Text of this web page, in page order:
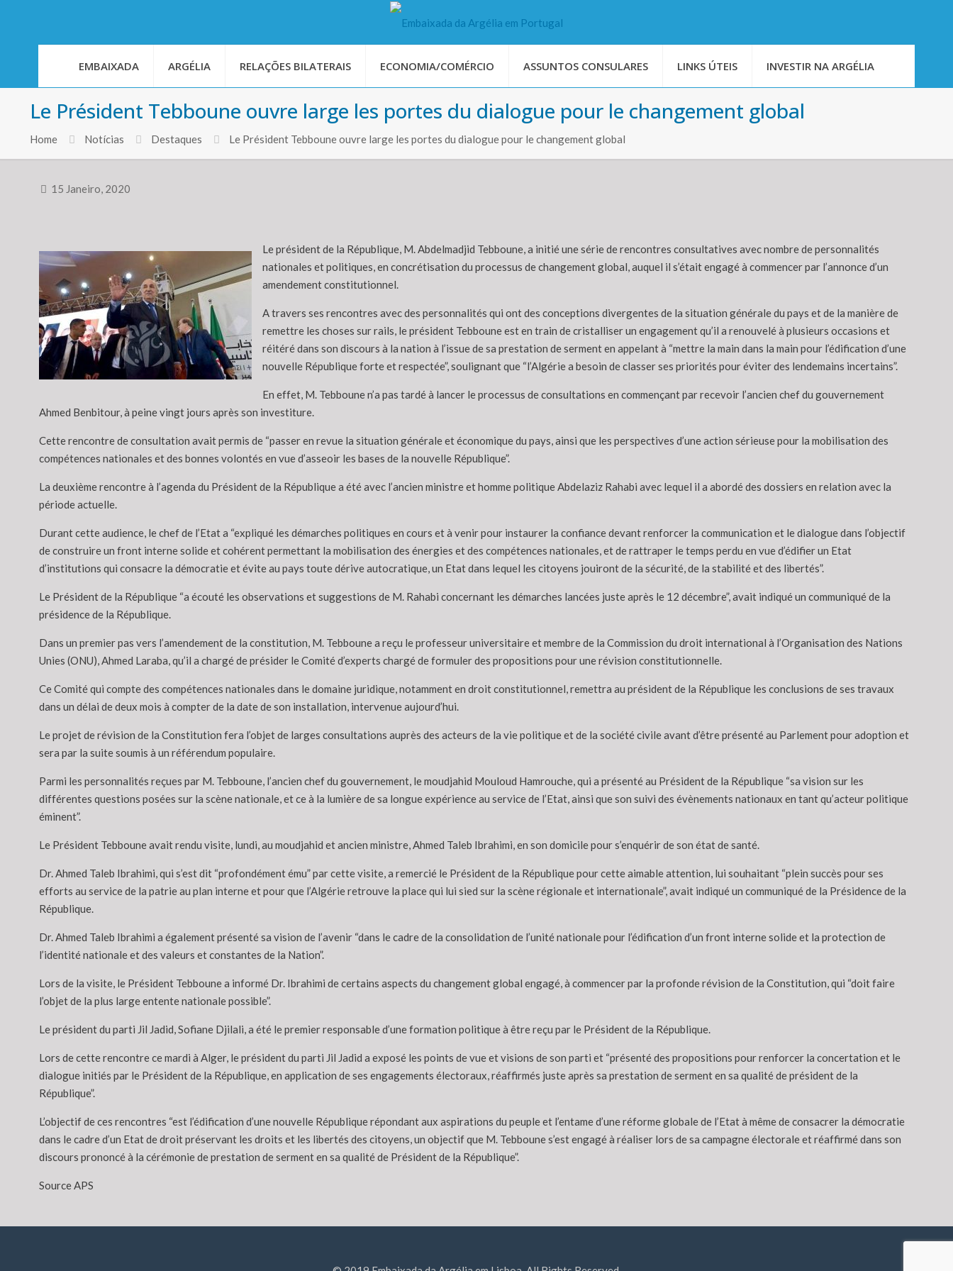
EMBAIXADA ARGÉLIA RELAÇÕES BILATERAIS ECONOMIA/COMÉRCIO ASSUNTOS CONSULARES LINKS ÚTEIS INVESTIR NA ARGÉLIA
Le Président Tebboune ouvre large les portes du dialogue pour le changement global
Home Notícias Destaques Le Président Tebboune ouvre large les portes du dialogue pour le changement global
15 Janeiro, 2020
Le président de la République, M. Abdelmadjid Tebboune, a initié une série de rencontres consultatives avec nombre de personnalités
nationales et politiques, en concrétisation du processus de changement global, auquel il s’était engagé à commencer par l’annonce d’un
amendement constitutionnel.
A travers ses rencontres avec des personnalités qui ont des conceptions divergentes de la situation générale du pays et de la manière de
remettre les choses sur rails, le président Tebboune est en train de cristalliser un engagement qu’il a renouvelé à plusieurs occasions et
réitéré dans son discours à la nation à l’issue de sa prestation de serment en appelant à “mettre la main dans la main pour l’édification d’une
nouvelle République forte et respectée”, soulignant que “l’Algérie a besoin de classer ses priorités pour éviter des lendemains incertains”.
En effet, M. Tebboune n’a pas tardé à lancer le processus de consultations en commençant par recevoir l’ancien chef du gouvernement
Ahmed Benbitour, à peine vingt jours après son investiture.
Cette rencontre de consultation avait permis de “passer en revue la situation générale et économique du pays, ainsi que les perspectives d’une action sérieuse pour la mobilisation des
compétences nationales et des bonnes volontés en vue d’asseoir les bases de la nouvelle République”.
La deuxième rencontre à l’agenda du Président de la République a été avec l’ancien ministre et homme politique Abdelaziz Rahabi avec lequel il a abordé des dossiers en relation avec la
période actuelle.
Durant cette audience, le chef de l’Etat a “expliqué les démarches politiques en cours et à venir pour instaurer la confiance devant renforcer la communication et le dialogue dans l’objectif
de construire un front interne solide et cohérent permettant la mobilisation des énergies et des compétences nationales, et de rattraper le temps perdu en vue d’édifier un Etat
d’institutions qui consacre la démocratie et évite au pays toute dérive autocratique, un Etat dans lequel les citoyens jouiront de la sécurité, de la stabilité et des libertés”.
Le Président de la République “a écouté les observations et suggestions de M. Rahabi concernant les démarches lancées juste après le 12 décembre”, avait indiqué un communiqué de la
présidence de la République.
Dans un premier pas vers l’amendement de la constitution, M. Tebboune a reçu le professeur universitaire et membre de la Commission du droit international à l’Organisation des Nations
Unies (ONU), Ahmed Laraba, qu’il a chargé de présider le Comité d’experts chargé de formuler des propositions pour une révision constitutionnelle.
Ce Comité qui compte des compétences nationales dans le domaine juridique, notamment en droit constitutionnel, remettra au président de la République les conclusions de ses travaux
dans un délai de deux mois à compter de la date de son installation, intervenue aujourd’hui.
Le projet de révision de la Constitution fera l’objet de larges consultations auprès des acteurs de la vie politique et de la société civile avant d’être présenté au Parlement pour adoption et
sera par la suite soumis à un référendum populaire.
Parmi les personnalités reçues par M. Tebboune, l’ancien chef du gouvernement, le moudjahid Mouloud Hamrouche, qui a présenté au Président de la République “sa vision sur les
différentes questions posées sur la scène nationale, et ce à la lumière de sa longue expérience au service de l’Etat, ainsi que son suivi des évènements nationaux en tant qu’acteur politique
éminent”.
Le Président Tebboune avait rendu visite, lundi, au moudjahid et ancien ministre, Ahmed Taleb Ibrahimi, en son domicile pour s’enquérir de son état de santé.
Dr. Ahmed Taleb Ibrahimi, qui s’est dit “profondément ému” par cette visite, a remercié le Président de la République pour cette aimable attention, lui souhaitant “plein succès pour ses
efforts au service de la patrie au plan interne et pour que l’Algérie retrouve la place qui lui sied sur la scène régionale et internationale”, avait indiqué un communiqué de la Présidence de la
République.
Dr. Ahmed Taleb Ibrahimi a également présenté sa vision de l’avenir “dans le cadre de la consolidation de l’unité nationale pour l’édification d’un front interne solide et la protection de
l’identité nationale et des valeurs et constantes de la Nation”.
Lors de la visite, le Président Tebboune a informé Dr. Ibrahimi de certains aspects du changement global engagé, à commencer par la profonde révision de la Constitution, qui “doit faire
l’objet de la plus large entente nationale possible”.
Le président du parti Jil Jadid, Sofiane Djilali, a été le premier responsable d’une formation politique à être reçu par le Président de la République.
Lors de cette rencontre ce mardi à Alger, le président du parti Jil Jadid a exposé les points de vue et visions de son parti et “présenté des propositions pour renforcer la concertation et le
dialogue initiés par le Président de la République, en application de ses engagements électoraux, réaffirmés juste après sa prestation de serment en sa qualité de président de la
République”.
L’objectif de ces rencontres “est l’édification d’une nouvelle République répondant aux aspirations du peuple et l’entame d’une réforme globale de l’Etat à même de consacrer la démocratie
dans le cadre d’un Etat de droit préservant les droits et les libertés des citoyens, un objectif que M. Tebboune s’est engagé à réaliser lors de sa campagne électorale et réaffirmé dans son
discours prononcé à la cérémonie de prestation de serment en sa qualité de Président de la République”.
Source APS